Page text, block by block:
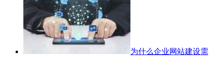
为什么企业网站建设需